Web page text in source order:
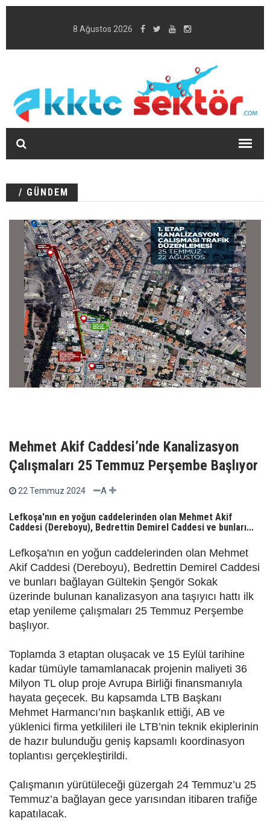
8 Ağustos 2026
/ GÜNDEM
Mehmet Akif Caddesi’nde Kanalizasyon
Çalışmaları 25 Temmuz Perşembe Başlıyor
22 Temmuz 2024 A
Lefkoşa'nın en yoğun caddelerinden olan Mehmet Akif
Caddesi (Dereboyu), Bedrettin Demirel Caddesi ve bunları...
Lefkoşa'nın en yoğun caddelerinden olan Mehmet
Akif Caddesi (Dereboyu), Bedrettin Demirel Caddesi
ve bunları bağlayan Gültekin Şengör Sokak
üzerinde bulunan kanalizasyon ana taşıyıcı hattı ilk
etap yenileme çalışmaları 25 Temmuz Perşembe
başlıyor.
Toplamda 3 etaptan oluşacak ve 15 Eylül tarihine
kadar tümüyle tamamlanacak projenin maliyeti 36
Milyon TL olup proje Avrupa Birliği finansmanıyla
hayata geçecek. Bu kapsamda LTB Başkanı
Mehmet Harmancı’nın başkanlık ettiği, AB ve
yüklenici firma yetkilileri ile LTB’nin teknik ekiplerinin
de hazır bulunduğu geniş kapsamlı koordinasyon
toplantısı gerçekleştirildi.
Çalışmanın yürütüleceği güzergah 24 Temmuz’u 25
Temmuz’a bağlayan gece yarısından itibaren trafiğe
kapatılacak.